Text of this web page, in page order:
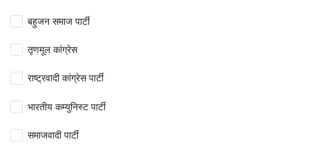
बहुजन समाज पार्टी
तृणमूल कांग्रेस
राष्ट्रवादी कांग्रेस पार्टी
भारतीय कम्युनिस्ट पार्टी
समाजवादी पार्टी